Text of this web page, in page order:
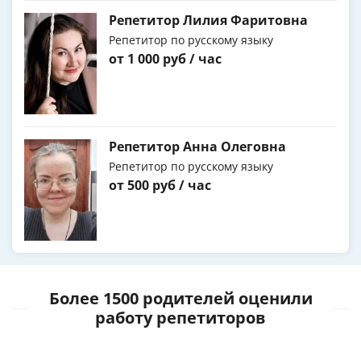
Репетитор Лилия Фаритовна
Репетитор по русскому языку
от 1 000 руб / час
Репетитор Анна Олеговна
Репетитор по русскому языку
от 500 руб / час
Более 1500 родителей оценили
работу репетиторов